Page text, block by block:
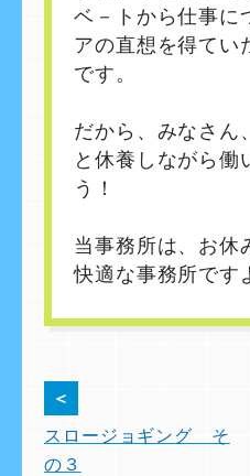
ベ－トから仕事に
アの直想を得てい
です。
だから、みなさん
と休養しながら働
う！
当事務所は、お休
快適な事務所です
投
稿
＜
スロージョギング そ
の３